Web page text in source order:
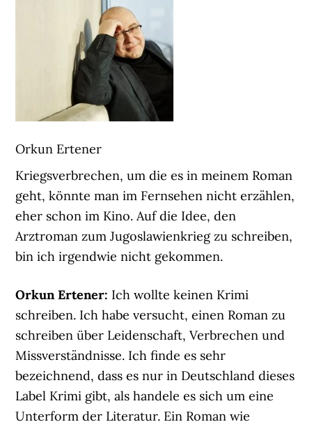
Orkun Ertener
Kriegsverbrechen, um die es in meinem Roman
geht, könnte man im Fernsehen nicht erzählen,
eher schon im Kino. Auf die Idee, den
Arztroman zum Jugoslawienkrieg zu schreiben,
bin ich irgendwie nicht gekommen.
Orkun Ertener: Ich wollte keinen Krimi
schreiben. Ich habe versucht, einen Roman zu
schreiben über Leidenschaft, Verbrechen und
Missverständnisse. Ich finde es sehr
bezeichnend, dass es nur in Deutschland dieses
Label Krimi gibt, als handele es sich um eine
Unterform der Literatur. Ein Roman wie